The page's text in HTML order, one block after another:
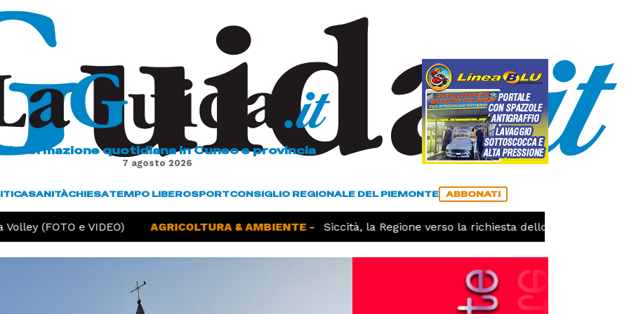
L'informazione quotidiana in Cuneo e provincia
7 agosto 2026
SANITÀCHIESATEMPO LIBEROSPORTCONSIGLIO REGIONALE DEL PIEMONTE ABBONATI
(FOTO e VIDEO) AGRICOLTURA & AMBIENTE - Siccità, la Regione verso la richiesta dello stato di